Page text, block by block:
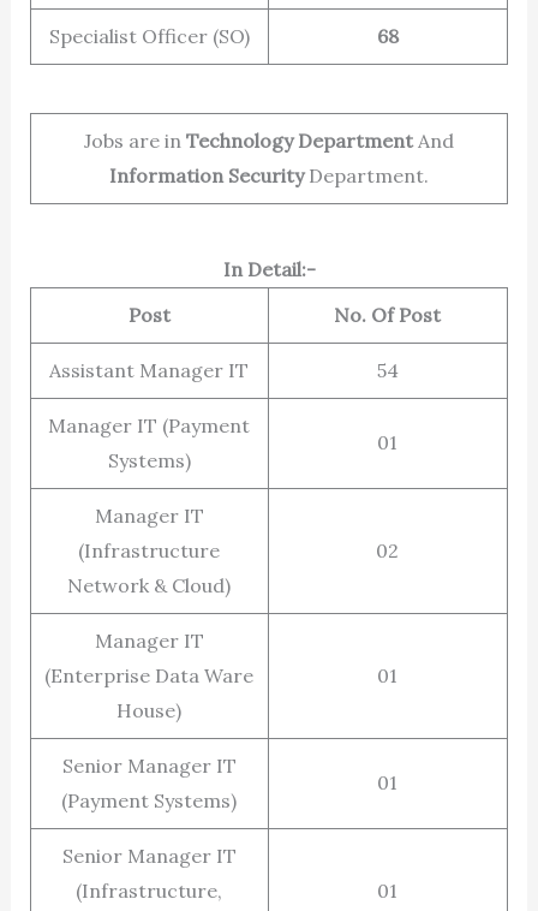
Specialist Officer (SO) 68
Jobs are in Technology Department And
Information SecurityDepartment.
In Detail:-
Post
No. Of Post
Assistant Manager IT 54
Manager IT (Payment
Systems)
01
Manager IT
(Infrastructure
Network & Cloud)
02
Manager IT
(Enterprise Data Ware
House)
01
Senior Manager IT
(Payment Systems)
01
Senior Manager IT
(Infrastructure,
01